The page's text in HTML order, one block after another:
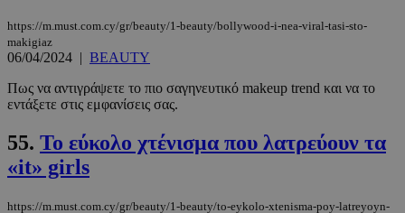
https://m.must.com.cy/gr/beauty/1-beauty/bollywood-i-nea-viral-tasi-sto-
makigiaz
06/04/2024 | BEAUTY
Πως να αντιγράψετε το πιο σαγηνευτικό makeup trend και να το
εντάξετε στις εμφανίσεις σας.
55. Το εύκολο χτένισμα που λατρεύουν τα
«it» girls
https://m.must.com.cy/gr/beauty/1-beauty/to-eykolo-xtenisma-poy-latreyoyn-
www.must.com.cy